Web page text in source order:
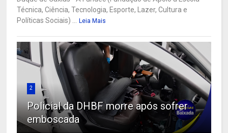
Técnica, Ciência, Tecnologia, Esporte, Lazer, Cultura e
Políticas Sociais) ...
Leia Mais
2
Policial da DHBF morre após sofrer
emboscada